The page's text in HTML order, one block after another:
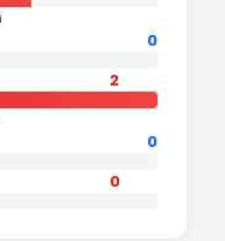
0
2
0
0